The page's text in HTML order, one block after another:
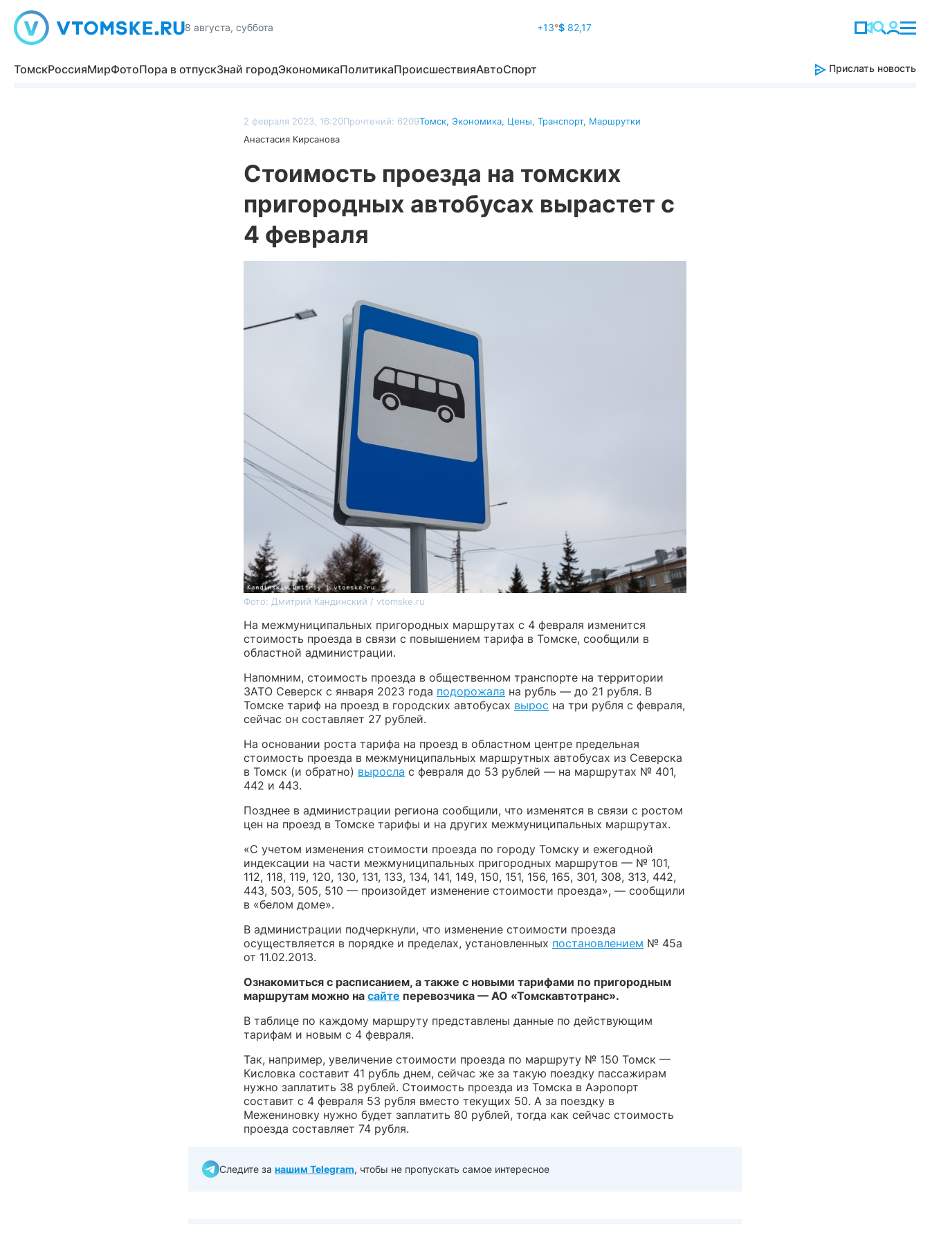
8 августа, суббота +13°$82,17
ТомскРоссияМирФотоПора в отпускЗнай городЭкономикаПолитикаПроисшествияАвтоСпорт Прислать новость
2 февраля 2023, 16:20Прочтений: 6209Томск, Экономика, Цены, Транспорт, Маршрутки
Анастасия Кирсанова
Стоимость проезда на томских
пригородных автобусах вырастет с
4 февраля
Фото: Дмитрий Кандинский / vtomske.ru
На межмуниципальных пригородных маршрутах с 4 февраля изменится
стоимость проезда в связи с повышением тарифа в Томске, сообщили в
областной администрации.
Напомним, стоимость проезда в общественном транспорте на территории
ЗАТО Северск с января 2023 года подорожала на рубль — до 21 рубля. В
Томске тариф на проезд в городских автобусах вырос на три рубля с февраля,
сейчас он составляет 27 рублей.
На основании роста тарифа на проезд в областном центре предельная
стоимость проезда в межмуниципальных маршрутных автобусах из Северска
в Томск (и обратно) выросла с февраля до 53 рублей — на маршрутах № 401,
442 и 443.
Позднее в администрации региона сообщили, что изменятся в связи с ростом
цен на проезд в Томске тарифы и на других межмуниципальных маршрутах.
«С учетом изменения стоимости проезда по городу Томску и ежегодной
индексации на части межмуниципальных пригородных маршрутов — № 101,
112, 118, 119, 120, 130, 131, 133, 134, 141, 149, 150, 151, 156, 165, 301, 308, 313, 442,
443, 503, 505, 510 — произойдет изменение стоимости проезда», — сообщили
в «белом доме».
В администрации подчеркнули, что изменение стоимости проезда
осуществляется в порядке и пределах, установленных постановлением № 45а
от 11.02.2013.
Ознакомиться с расписанием, а также с новыми тарифами по пригородным
маршрутам можно на сайте перевозчика — АО «Томскавтотранс».
В таблице по каждому маршруту представлены данные по действующим
тарифам и новым с 4 февраля.
Так, например, увеличение стоимости проезда по маршруту № 150 Томск —
Кисловка составит 41 рубль днем, сейчас же за такую поездку пассажирам
нужно заплатить 38 рублей. Стоимость проезда из Томска в Аэропорт
составит с 4 февраля 53 рубля вместо текущих 50. А за поездку в
Межениновку нужно будет заплатить 80 рублей, тогда как сейчас стоимость
проезда составляет 74 рубля.
Следите за нашим Telegram, чтобы не пропускать самое интересное